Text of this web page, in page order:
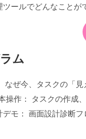
ツールでどんなこと
ム
なぜ今、タスクの「
操作： タスクの作成
デモ： 画面設計診断